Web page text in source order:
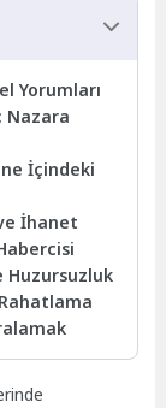
Yorumları
Nazara
İçindeki
İhanet
Huzursuzluk
Rahatlama